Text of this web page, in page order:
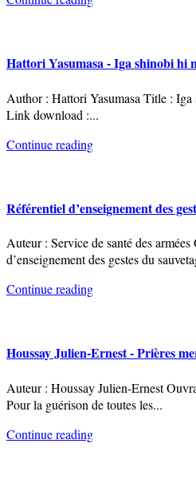
Hattori Yasumasa - Iga shinobi hi
Author : Hattori Yasumasa Title :
Link download :...
Continue reading
Référentiel d’enseignement des
Auteur : Service de santé des
d’enseignement des gestes du
Continue reading
Houssay Julien-Ernest - Prières
Auteur : Houssay Julien-Ernest
Pour la guérison de toutes les...
Continue reading